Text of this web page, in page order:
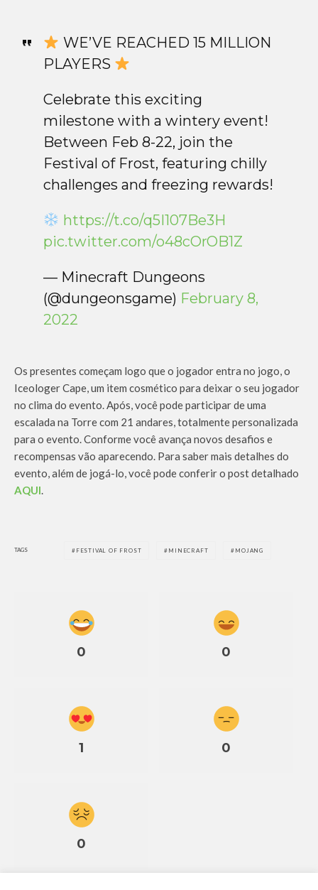
WE’VE REACHED 15 MILLION
PLAYERS
Celebrate this exciting
milestone with a wintery event!
Between Feb 8-22, join the
Festival of Frost, featuring chilly
challenges and freezing rewards!
https://t.co/q5I107Be3H
pic.twitter.com/o48cOrOB1Z
— Minecraft Dungeons
(@dungeonsgame) February 8,
2022
Os presentes começam logo que o jogador entra no jogo, o
Iceologer Cape, um item cosmético para deixar o seu jogador
no clima do evento. Após, você pode participar de uma
escalada na Torre com 21 andares, totalmente personalizada
para o evento. Conforme você avança novos desafios e
recompensas vão aparecendo. Para saber mais detalhes do
evento, além de jogá-lo, você pode conferir o post detalhado
AQUI
TAGS FESTIVAL OF FROST MINECRAFT MOJANG
0 0
1 0
0